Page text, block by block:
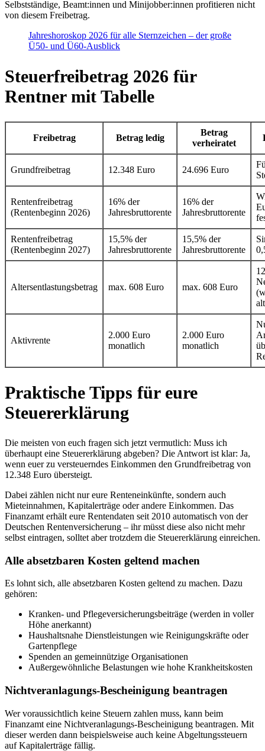
Selbstständige, Beamt:innen und Minijobber:innen profitieren nicht
von diesem Freibetrag.
Jahreshoroskop 2026 für alle Sternzeichen – der große
Ü50- und Ü60-Ausblick
Steuerfreibetrag 2026 für
Rentner mit Tabelle
Freibetrag Betrag ledig
Betrag
verheiratet
Grundfreibetrag 12.348 Euro 24.696 Euro
Rentenfreibetrag
(Rentenbeginn 2026)
16% der
Jahresbruttorente
16% der
Jahresbruttorente
Rentenfreibetrag
(Rentenbeginn 2027)
15,5% der
Jahresbruttorente
15,5% der
Jahresbruttorente
Altersentlastungsbetrag max. 608 Euro max. 608 Euro
Aktivrente
2.000 Euro
monatlich
2.000 Euro
monatlich
Praktische Tipps für eure
Steuererklärung
Die meisten von euch fragen sich jetzt vermutlich: Muss ich
überhaupt eine Steuererklärung abgeben? Die Antwort ist klar: Ja,
wenn euer zu versteuerndes Einkommen den Grundfreibetrag von
12.348 Euro übersteigt.
Dabei zählen nicht nur eure Renteneinkünfte, sondern auch
Mieteinnahmen, Kapitalerträge oder andere Einkommen. Das
Finanzamt erhält eure Rentendaten seit 2010 automatisch von der
Deutschen Rentenversicherung – ihr müsst diese also nicht mehr
selbst eintragen, solltet aber trotzdem die Steuererklärung einreichen.
Alle absetzbaren Kosten geltend machen
Es lohnt sich, alle absetzbaren Kosten geltend zu machen. Dazu
gehören:
Kranken- und Pflegeversicherungsbeiträge (werden in voller
Höhe anerkannt)
Haushaltsnahe Dienstleistungen wie Reinigungskräfte oder
Gartenpflege
Spenden an gemeinnützige Organisationen
Außergewöhnliche Belastungen wie hohe Krankheitskosten
Nichtveranlagungs-Bescheinigung beantragen
Wer voraussichtlich keine Steuern zahlen muss, kann beim
Finanzamt eine Nichtveranlagungs-Bescheinigung beantragen. Mit
dieser werden dann beispielsweise auch keine Abgeltungssteuern
auf Kapitalerträge fällig.